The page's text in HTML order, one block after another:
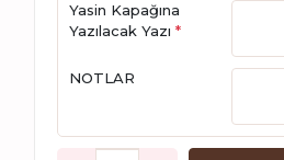
Yasin Kapağına
Yazılacak Yazı *
NOTLAR